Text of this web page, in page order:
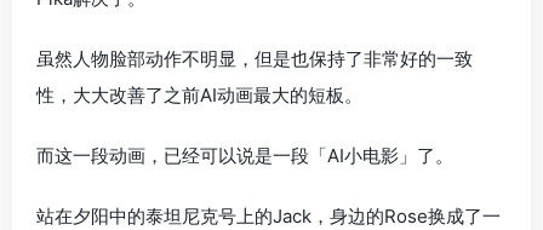
虽然人物脸部动作不明显，但是也保持了非常好的一致
性，大大改善了之前AI动画最大的短板。
而这一段动画，已经可以说是一段「AI小电影」了。
站在夕阳中的泰坦尼克号上的Jack，身边的Rose换成了一